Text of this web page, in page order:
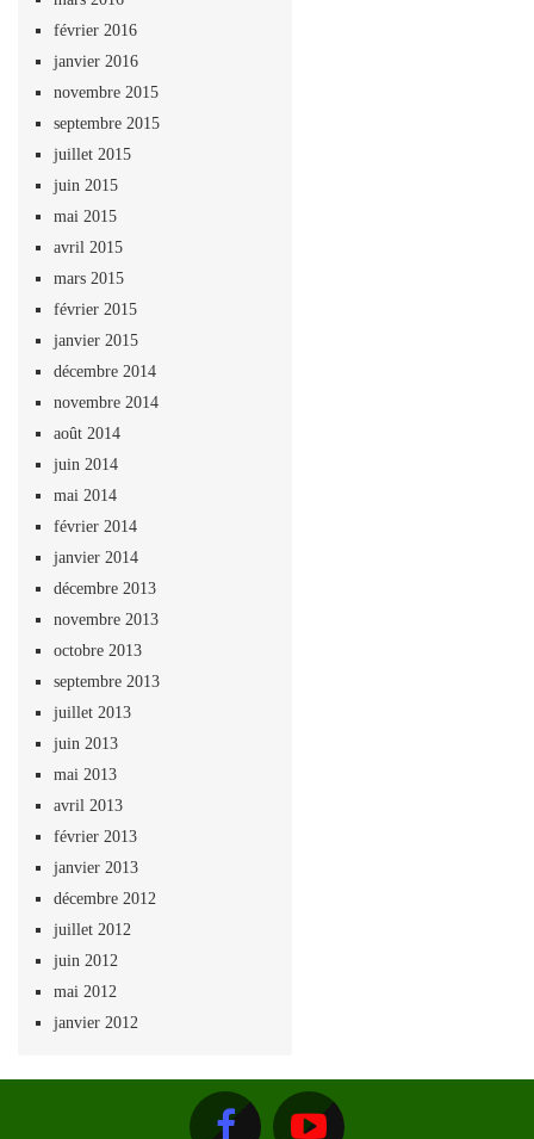
février 2016
janvier 2016
novembre 2015
septembre 2015
juillet 2015
juin 2015
mai 2015
avril 2015
mars 2015
février 2015
janvier 2015
décembre 2014
novembre 2014
août 2014
juin 2014
mai 2014
février 2014
janvier 2014
décembre 2013
novembre 2013
octobre 2013
septembre 2013
juillet 2013
juin 2013
mai 2013
avril 2013
février 2013
janvier 2013
décembre 2012
juillet 2012
juin 2012
mai 2012
janvier 2012